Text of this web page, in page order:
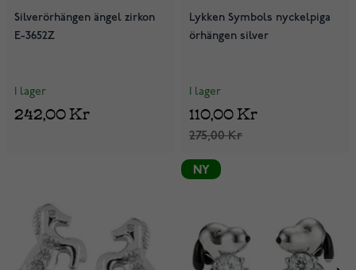
Silverörhängen ängel zirkon
E-3652Z
I lager
242,00 Kr
Lykken Symbols nyckelpiga
örhängen silver
I lager
275,00 Kr
110,00 Kr
NY